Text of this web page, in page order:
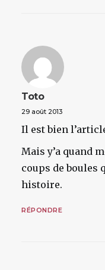
Toto
29 août 2013
Il est bien
Mais y’a quand
coups de boules
histoire.
RÉPONDRE